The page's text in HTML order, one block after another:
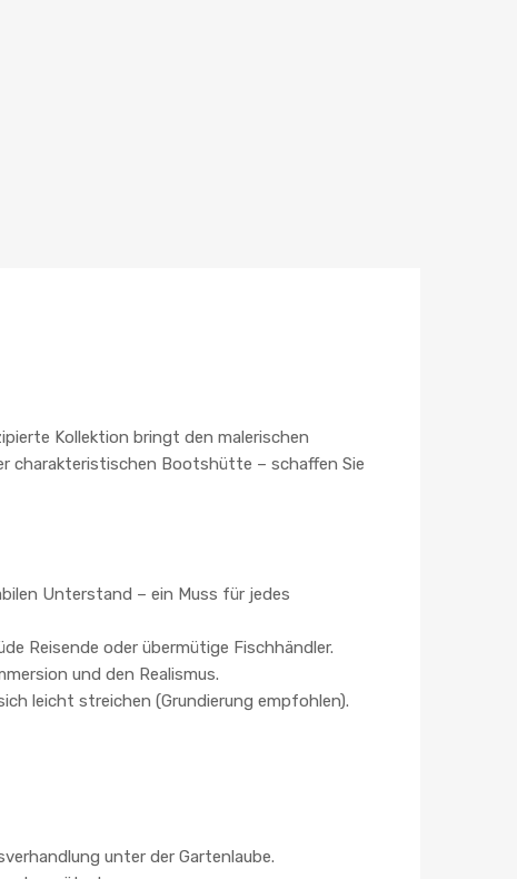
Kollektion bringt den malerischen
charakteristischen Bootshütte – schaffen Sie
Unterstand – ein Muss für jedes
Reisende oder übermütige Fischhändler.
und den Realismus.
leicht streichen (Grundierung empfohlen).
unter der Gartenlaube.